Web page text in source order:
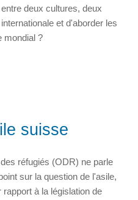
deux cultures, deux
et d'aborder les
mondial ?
suisse
réfugiés (ODR) ne parle
sur la question de l'asile,
à la législation de